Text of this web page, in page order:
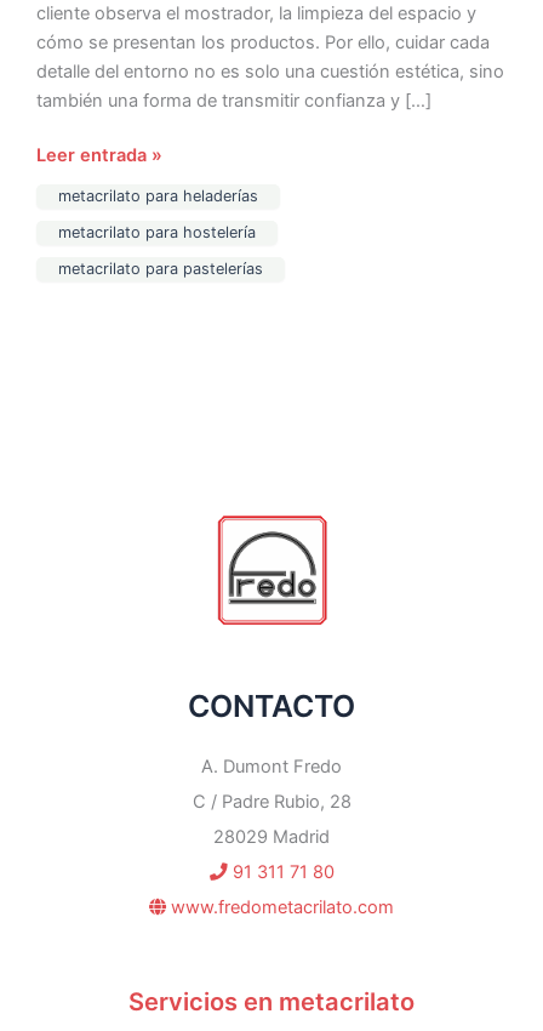
cliente observa el mostrador, la limpieza del espacio y
cómo se presentan los productos. Por ello, cuidar cada
detalle del entorno no es solo una cuestión estética, sino
también una forma de transmitir confianza y […]
Leer entrada »
metacrilato para heladerías
metacrilato para hostelería
metacrilato para pastelerías
CONTACTO
A. Dumont Fredo
C / Padre Rubio, 28
28029 Madrid
91 311 71 80
www.fredometacrilato.com
Servicios en metacrilato